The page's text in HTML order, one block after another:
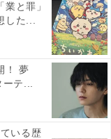
と罪」
た...
！ 夢
テ...
いる歴